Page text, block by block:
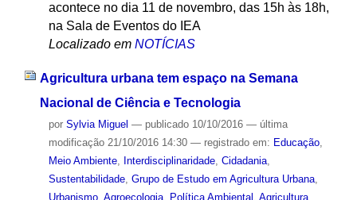
acontece no dia 11 de novembro, das 15h às 18h,
na Sala de Eventos do IEA
Localizado em NOTÍCIAS
Agricultura urbana tem espaço na Semana
Nacional de Ciência e Tecnologia
por Sylvia Miguel — publicado10/10/2016 — última
modificação21/10/2016 14:30 — registrado em: Educação,
Meio Ambiente, Interdisciplinaridade, Cidadania,
Sustentabilidade, Grupo de Estudo em Agricultura Urbana,
Urbanismo, Agroecologia, Política Ambiental , Agricultura